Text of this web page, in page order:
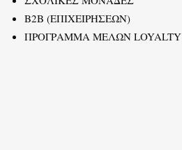
B2B (ΕΠΙΧΕΙΡΗΣΕΩΝ)
ΠΡΟΓΡΑΜΜΑ ΜΕΛΩΝ LOYALTY